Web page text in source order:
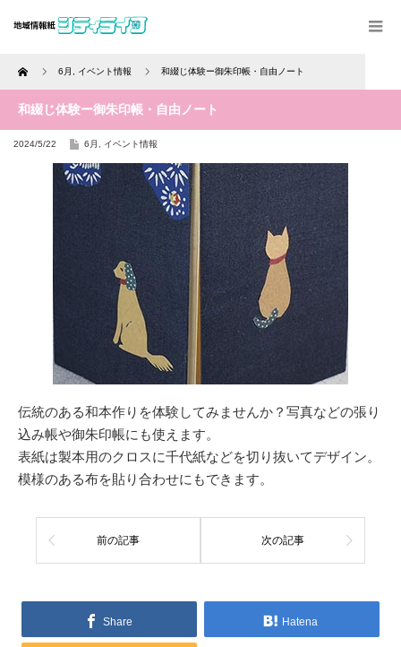
Home 6月 イベント情報 和綴じ体験ー御朱印帳・自由ノート
和綴じ体験ー御朱印帳・自由ノート
2024/5/22 6月 イベント情報
伝統のある和本作りを体験してみませんか？写真などの張り
込み帳や御朱印帳にも使えます。
表紙は製本用のクロスに千代紙などを切り抜いてデザイン。
模様のある布を貼り合わせにもできます。
前の記事 次の記事
Share Hatena